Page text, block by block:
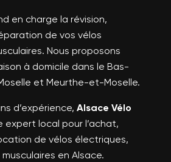
en charge la révision,
de vos vélos
Nous proposons
à domicile dans le Bas-
et Meurthe-et-Moselle.
d’expérience, Alsace Vélo
expert local pour l’achat,
de vélos électriques,
en Alsace.